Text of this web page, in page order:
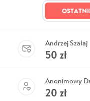
Andrzej Szałaj
50 zł
Anonimowy
20 zł